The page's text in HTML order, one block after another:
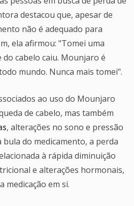
destacou que, apesar de
não é adequado para
ela afirmou: "Tomei uma
do cabelo caiu. Mounjaro é
mundo. Nunca mais tomei".
ao uso do Mounjaro
de cabelo, mas também
, alterações no sono e pressão
bula do medicamento, a perda
à rápida diminuição
e alterações hormonais,
medicação em si.